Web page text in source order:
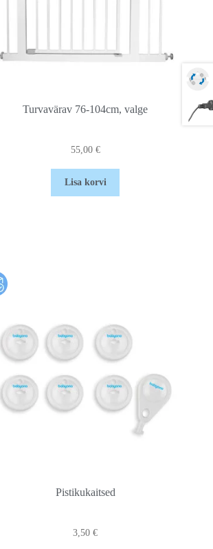
Turvavärav 76-104cm, valge
55,00 €
Lisa korvi
Pistikukaitsed
3,50€